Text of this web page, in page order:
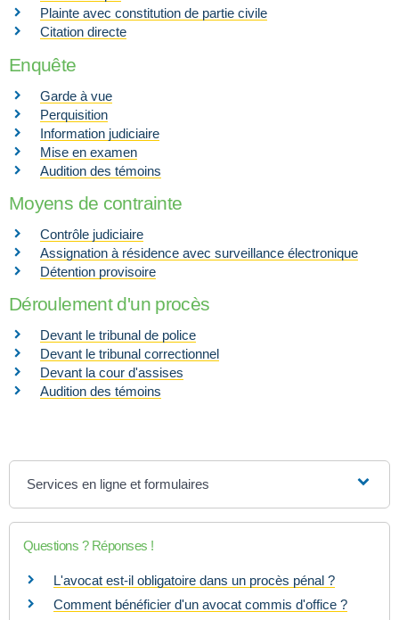
Plainte avec constitution de partie civile
Citation directe
Enquête
Garde à vue
Perquisition
Information judiciaire
Mise en examen
Audition des témoins
Moyens de contrainte
Contrôle judiciaire
Assignation à résidence avec surveillance électronique
Détention provisoire
Déroulement d'un procès
Devant le tribunal de police
Devant le tribunal correctionnel
Devant la cour d'assises
Audition des témoins
Services en ligne et formulaires
Questions ? Réponses !
L'avocat est-il obligatoire dans un procès pénal ?
Comment bénéficier d'un avocat commis d'office ?